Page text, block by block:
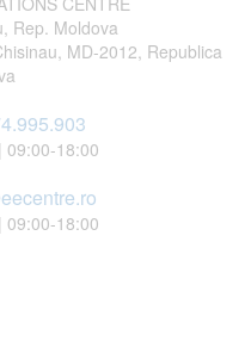
Rep. Moldova
MD-2012, Republica
09:00-18:00
09:00-18:00